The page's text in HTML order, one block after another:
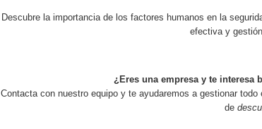
Descubre la importancia de los factores humanos en la
efectiva y
¿Eres una empresa y te interesa
Contacta con nuestro equipo y te ayudaremos a gestionar
de